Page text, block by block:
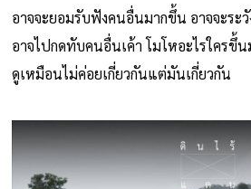
อาจจะยอมรับฟังคนอื่นมากขึ้น อาจจะระ
อาจไปกดทับคนอื่นเค้า โมโหอะไรใครขึ้
ดูเหมือนไม่ค่อยเกี่ยวกันแต่มันเกี่ยวกัน